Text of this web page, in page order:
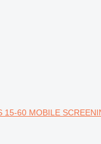
15-60 MOBILE